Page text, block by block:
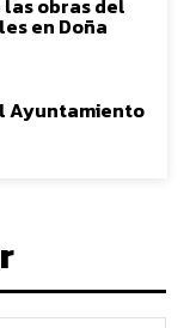
obras del
en Doña
Ayuntamiento